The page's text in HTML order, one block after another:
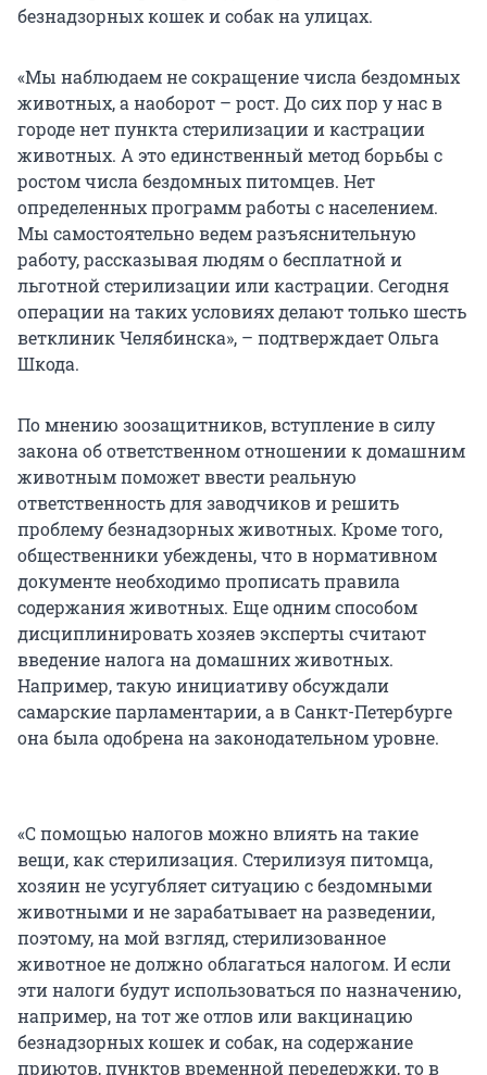
безнадзорных кошек и собак на улицах.
«Мы наблюдаем не сокращение числа бездомных
животных, а наоборот – рост. До сих пор у нас в
городе нет пункта стерилизации и кастрации
животных. А это единственный метод борьбы с
ростом числа бездомных питомцев. Нет
определенных программ работы с населением.
Мы самостоятельно ведем разъяснительную
работу, рассказывая людям о бесплатной и
льготной стерилизации или кастрации. Сегодня
операции на таких условиях делают только шесть
ветклиник Челябинска», – подтверждает Ольга
Шкода.
По мнению зоозащитников, вступление в силу
закона об ответственном отношении к домашним
животным поможет ввести реальную
ответственность для заводчиков и решить
проблему безнадзорных животных. Кроме того,
общественники убеждены, что в нормативном
документе необходимо прописать правила
содержания животных. Еще одним способом
дисциплинировать хозяев эксперты считают
введение налога на домашних животных.
Например, такую инициативу обсуждали
самарские парламентарии, а в Санкт-Петербурге
она была одобрена на законодательном уровне.
«С помощью налогов можно влиять на такие
вещи, как стерилизация. Стерилизуя питомца,
хозяин не усугубляет ситуацию с бездомными
животными и не зарабатывает на разведении,
поэтому, на мой взгляд, стерилизованное
животное не должно облагаться налогом. И если
эти налоги будут использоваться по назначению,
например, на тот же отлов или вакцинацию
безнадзорных кошек и собак, на содержание
приютов, пунктов временной передержки, то в